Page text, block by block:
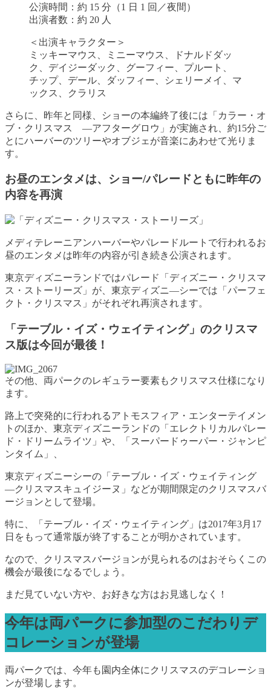
公演時間：約 15 分（1 日 1 回／夜間）
出演者数：約 20 人
＜出演キャラクター＞
ミッキーマウス、ミニーマウス、ドナルドダッ
ク、デイジーダック、グーフィー、プルート、
チップ、デール、ダッフィー、シェリーメイ、マ
ックス、クラリス
さらに、昨年と同様、ショーの本編終了後には「カラー・オ
ブ・クリスマス ―アフターグロウ」が実施され、約15分ご
とにハーバーのツリーやオブジェが音楽にあわせて光りま
す。
お昼のエンタメは、ショー/パレードともに昨年の
内容を再演
メディテレーニアンハーバーやパレードルートで行われるお
昼のエンタメは昨年の内容が引き続き公演されます。
東京ディズニーランドではパレード「ディズニー・クリスマ
ス・ストーリーズ」が、東京ディズニ―シーでは「パーフェ
クト・クリスマス」がそれぞれ再演されます。
「テーブル・イズ・ウェイティング」のクリスマ
ス版は今回が最後！
その他、両パークのレギュラー要素もクリスマス仕様になり
ます。
路上で突発的に行われるアトモスフィア・エンターテイメン
トのほか、東京ディズニーランドの「エレクトリカルパレー
ド・ドリームライツ」や、「スーパードゥーパー・ジャンピ
ンタイム」、
東京ディズニーシーの「テーブル・イズ・ウェイティング
―クリスマスキュイジーヌ」などが期間限定のクリスマスバ
ージョンとして登場。
特に、「テーブル・イズ・ウェイティング」は2017年3月17
日をもって通常版が終了することが明かされています。
なので、クリスマスバージョンが見られるのはおそらくこの
機会が最後になるでしょう。
まだ見ていない方や、お好きな方はお見逃しなく！
今年は両パークに参加型のこだわりデ
コレーションが登場
両パークでは、今年も園内全体にクリスマスのデコレーショ
ンが登場します。